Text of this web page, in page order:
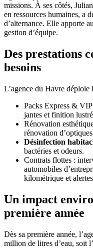
missions. À ses côtés,
en ressources humaines, a
d’alternance. Elle apporte
gestion d’équipe.
Des prestations
besoins
L’agence du Havre déploie
Packs Express &
jantes et finition
Rénovation
rénovation
Désinfection
bactéries et odeurs.
Contrats flottes :
automobiles
kilométrique et
Un impact
première année
Dès sa première année,
million de litres d’eau, soit